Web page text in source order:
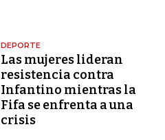
DEPORTE
Las mujeres lideran
resistencia contra
Infantino mientras la
Fifa se enfrenta a una
crisis